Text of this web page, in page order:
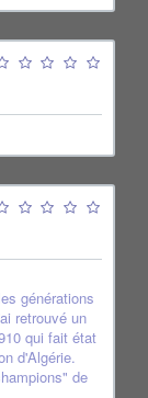
générations
retrouvé un
qui fait état
d'Algérie.
de